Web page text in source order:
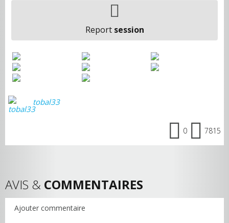
Report session
tobal33
0 7815
AVIS & COMMENTAIRES
Ajouter commentaire